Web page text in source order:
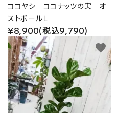
ココヤシ ココナッツの実 オ
ストボールＬ
¥8,900(税込9,790)
favorite